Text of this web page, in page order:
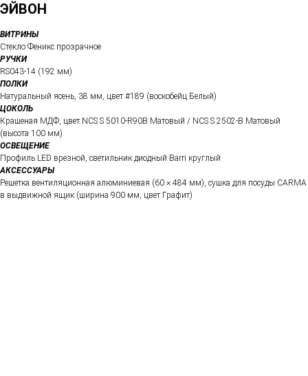
ЭЙВОН
ВИТРИНЫ
Стекло Феникс прозрачное
РУЧКИ
RS043-14 (192 мм)
ПОЛКИ
Натуральный ясень, 38 мм, цвет #189 (воскобейц Белый)
ЦОКОЛЬ
Крашеная МДФ, цвет NCS S 5010-R90B Матовый / NCS S 2502-B Матовый
(высота 100 мм)
ОСВЕЩЕНИЕ
Профиль LED врезной, светильник диодный Barri круглый
АКСЕССУАРЫ
Решетка вентиляционная алюминиевая (60 × 484 мм), сушка для посуды CARMA
в выдвижной ящик (ширина 900 мм, цвет Графит)